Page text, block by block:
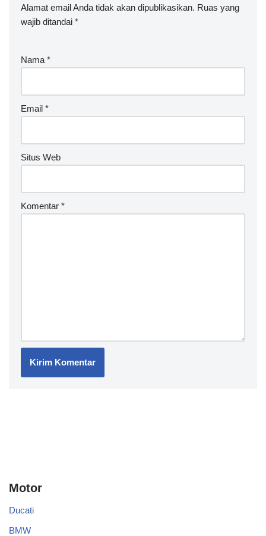
Alamat email Anda tidak akan dipublikasikan. Ruas yang
wajib ditandai *
Nama *
Email *
Situs Web
Komentar *
A
lt
n
ti
v
Motor
Ducati
BMW